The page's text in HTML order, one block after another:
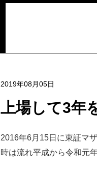
2019年08月05日
上場して3年
2016年6月15日に東証マ
時は流れ平成から令和元